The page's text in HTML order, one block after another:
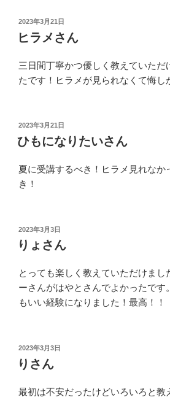
投
稿
日:
2023年3月21日
ヒラメさん
三日間丁寧かつ優しく教えていただ
たです！ヒラメが見られなくて悔し
投
稿
日:
2023年3月21日
ひもになりたいさん
夏に受講するべき！ヒラメ見れなか
き！
投
稿
日:
2023年3月3日
りょさん
とっても楽しく教えていただけまし
ーさんがはやとさんでよかったです
もいい経験になりました！最高！！
投
稿
日:
2023年3月3日
りさん
最初は不安だったけどいろいろと教